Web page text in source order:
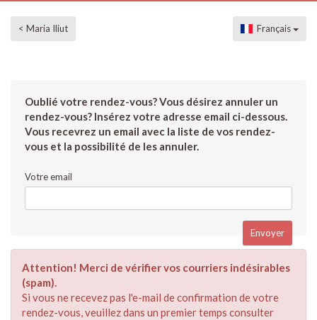
< Maria Iliut Français
Oublié votre rendez-vous? Vous désirez annuler un
rendez-vous? Insérez votre adresse email ci-dessous.
Vous recevrez un email avec la liste de vos rendez-
vous et la possibilité de les annuler.
Votre email
Attention! Merci de vérifier vos courriers indésirables
(spam).
Si vous ne recevez pas l'e-mail de confirmation de votre
rendez-vous, veuillez dans un premier temps consulter